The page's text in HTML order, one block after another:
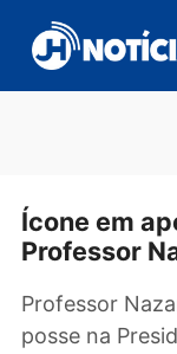
para
conteúdo
Ícone em
Professor